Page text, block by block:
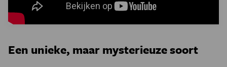
Een unieke, maar mysterieuze soort